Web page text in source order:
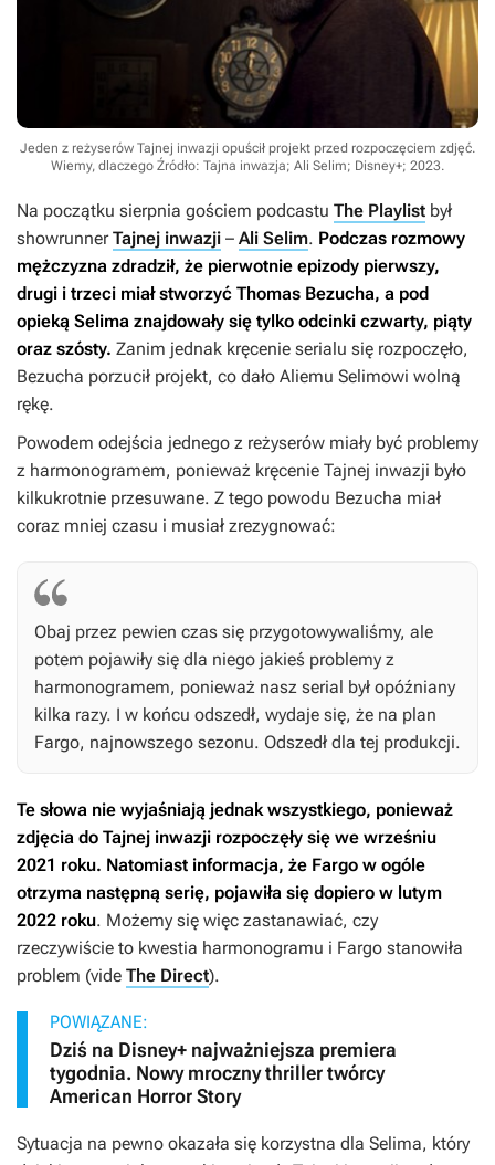
Jeden z reżyserów Tajnej inwazji opuścił projekt przed rozpoczęciem zdjęć.
Wiemy, dlaczego Źródło: Tajna inwazja; Ali Selim; Disney+; 2023.
Na początku sierpnia gościem podcastu The Playlist był
showrunnerTajnej inwazji – Ali Selim. Podczas rozmowy
mężczyzna zdradził, że pierwotnie epizody pierwszy,
drugi i trzeci miał stworzyć Thomas Bezucha, a pod
opieką Selima znajdowały się tylko odcinki czwarty, piąty
oraz szósty. Zanim jednak kręcenie serialu się rozpoczęło,
Bezucha porzucił projekt, co dało Aliemu Selimowi wolną
rękę.
Powodem odejścia jednego z reżyserów miały być problemy
z harmonogramem, ponieważ kręcenie Tajnej inwazji było
kilkukrotnie przesuwane. Z tego powodu Bezucha miał
coraz mniej czasu i musiał zrezygnować:
Obaj przez pewien czas się przygotowywaliśmy, ale
potem pojawiły się dla niego jakieś problemy z
harmonogramem, ponieważ nasz serial był opóźniany
kilka razy. I w końcu odszedł, wydaje się, że na plan
Fargo, najnowszego sezonu. Odszedł dla tej produkcji.
Te słowa nie wyjaśniają jednak wszystkiego, ponieważ
zdjęcia do Tajnej inwazji rozpoczęły się we wrześniu
2021 roku. Natomiast informacja, że Fargo w ogóle
otrzyma następną serię, pojawiła się dopiero w lutym
2022 roku. Możemy się więc zastanawiać, czy
rzeczywiście to kwestia harmonogramu i Fargo stanowiła
problem (vide The Direct).
POWIĄZANE:
Dziś na Disney+ najważniejsza premiera
tygodnia. Nowy mroczny thriller twórcy
American Horror Story
Sytuacja na pewno okazała się korzystna dla Selima, który